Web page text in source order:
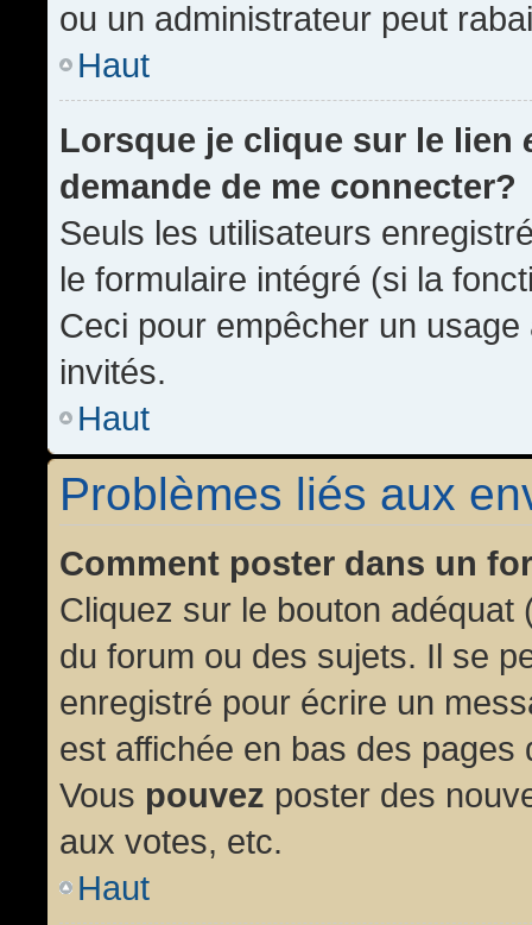
ou un administrateur peut
Haut
Lorsque je clique sur le lien
demande de me connecter?
Seuls les utilisateurs
le formulaire intégré (si la
Ceci pour empêcher un
invités.
Haut
Problèmes liés aux
Comment poster dans un
Cliquez sur le bouton
du forum ou des sujets. Il se
enregistré pour écrire un
est affichée en bas des
Vous pouvez poster des
aux votes, etc.
Haut